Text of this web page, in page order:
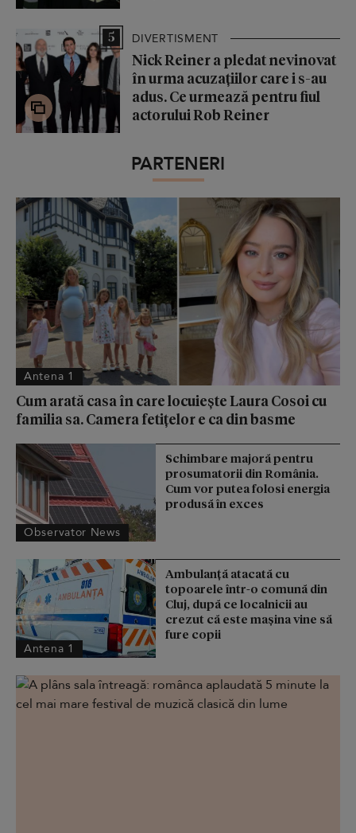
5 DIVERTISMENT
Nick Reiner a pledat nevinovat
în urma acuzațiilor care i s-au
adus. Ce urmează pentru fiul
actorului Rob Reiner
PARTENERI
Antena 1
Cum arată casa în care locuiește Laura Cosoi cu
familia sa. Camera fetițelor e ca din basme
Observator News
Schimbare majoră pentru
prosumatorii din România.
Cum vor putea folosi energia
produsă în exces
Antena 1
Ambulanță atacată cu
topoarele într-o comună din
Cluj, după ce localnicii au
crezut că este mașina vine să
fure copii